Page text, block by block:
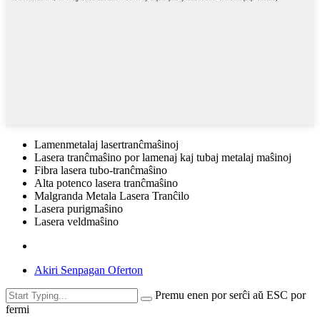
Lamenmetalaj lasertranĉmaŝinoj
Lasera tranĉmaŝino por lamenaj kaj tubaj metalaj maŝinoj
Fibra lasera tubo-tranĉmaŝino
Alta potenco lasera tranĉmaŝino
Malgranda Metala Lasera Tranĉilo
Lasera purigmaŝino
Lasera veldmaŝino
Akiri Senpagan Oferton
Premu enen por serĉi aŭ ESC por
fermi